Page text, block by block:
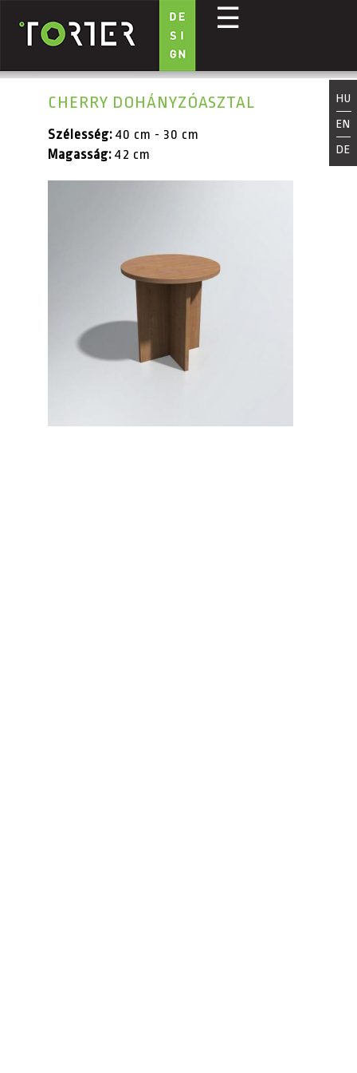
Ugrás a tartalomra
☰
HU
EN
DE
CHERRY DOHÁNYZÓASZTAL
Szélesség: 40 cm - 30 cm
Magasság: 42 cm